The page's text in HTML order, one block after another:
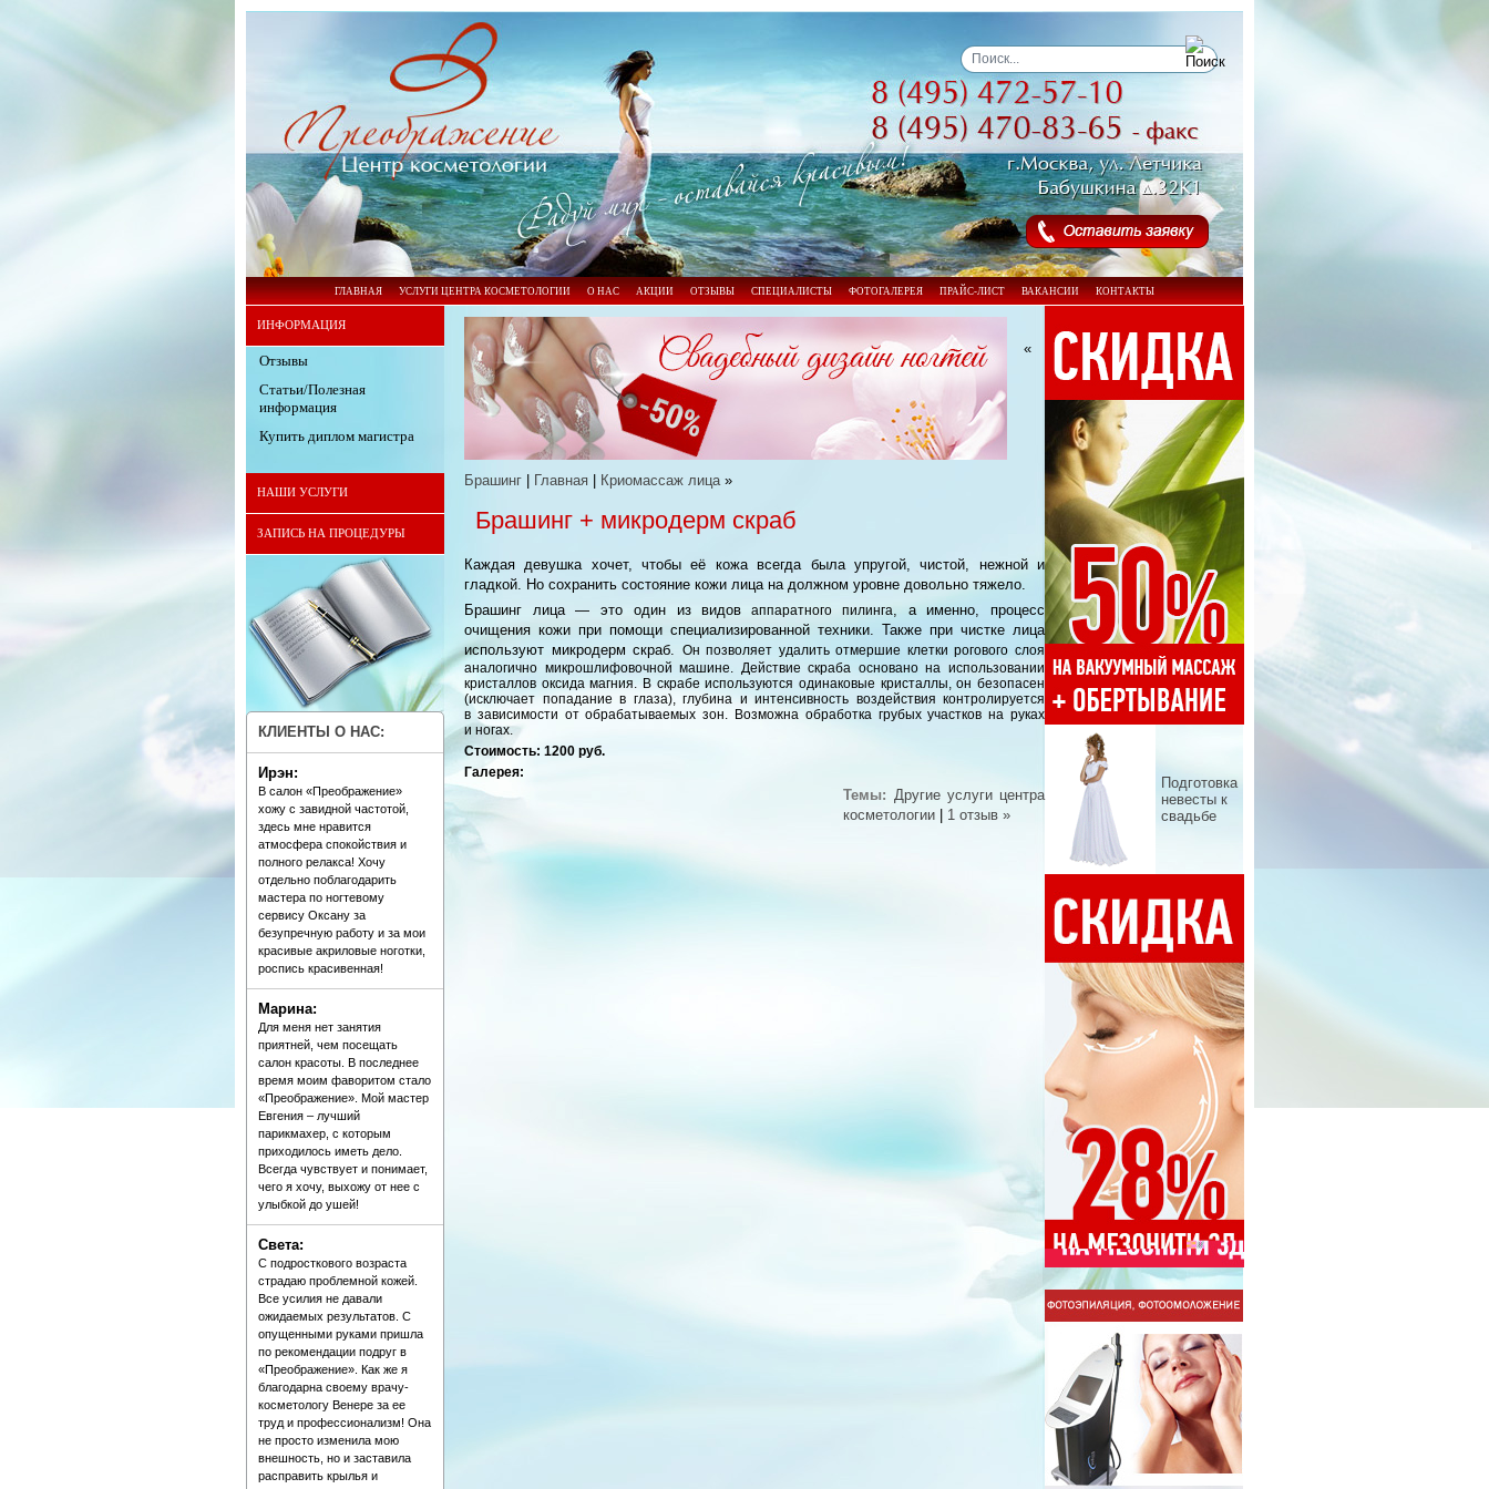
ГЛАВНАЯ УСЛУГИ ЦЕНТРА КОСМЕТОЛОГИИ О НАС АКЦИИ ОТЗЫВЫ СПЕЦИАЛИСТЫ ФОТОГАЛЕРЕЯ ПРАЙС-ЛИСТ ВАКАНСИИ КОНТАКТЫ
ИНФОРМАЦИЯ
Отзывы
Статьи/Полезная
информация
Купить диплом магистра
НАШИ УСЛУГИ
ЗАПИСЬ НА ПРОЦЕДУРЫ
КЛИЕНТЫ О НАС:
Ирэн:
В салон «Преображение»
хожу с завидной частотой,
здесь мне нравится
атмосфера спокойствия и
полного релакса! Хочу
отдельно поблагодарить
мастера по ногтевому
сервису Оксану за
безупречную работу и за мои
красивые акриловые ноготки,
роспись красивенная!
Марина:
Для меня нет занятия
приятней, чем посещать
салон красоты. В последнее
время моим фаворитом стало
«Преображение». Мой мастер
Евгения – лучший
парикмахер, с которым
приходилось иметь дело.
Всегда чувствует и понимает,
чего я хочу, выхожу от нее с
улыбкой до ушей!
Света:
С подросткового возраста
страдаю проблемной кожей.
Все усилия не давали
ожидаемых результатов. С
опущенными руками пришла
по рекомендации подруг в
«Преображение». Как же я
благодарна своему врачу-
косметологу Венере за ее
труд и профессионализм! Она
не просто изменила мою
внешность, но и заставила
расправить крылья и
Подготовка
невесты к
свадьбе
«
Брашинг Главная Криомассаж лица»
Брашинг + микродерм скраб
Каждая девушка хочет, чтобы её кожа всегда была упругой, чистой, нежной и
гладкой. Но сохранить состояние кожи лица на должном уровне довольно тяжело.
Брашинг лица — это один из видов
аппаратного пилинга, а именно, процесс
очищения кожи при помощи специализированной техники. Также при чистке лица
используют микродерм скраб. Онпозволяет удалить отмершие клетки рогового слоя
аналогично микрошлифовочной машине. Действие скраба основано на использовании
кристаллов оксида магния. В скрабе используются одинаковые кристаллы, он безопасен
(исключает попадание в глаза), глубина и интенсивность воздействия контролируется
в зависимости от обрабатываемых зон. Возможна обработка грубых участков на руках
и ногах.
Стоимость: 1200 руб.
Галерея:
Темы: Другие услуги центра
косметологии
1 отзыв »